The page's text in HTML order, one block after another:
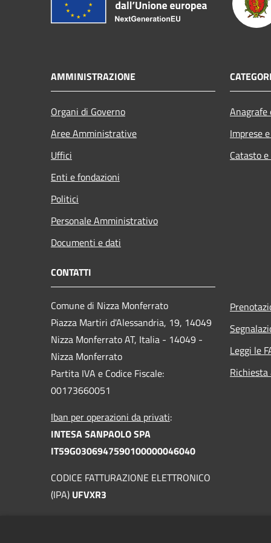
AMMINISTRAZIONE
Organi di Governo
Aree Amministrative
Uffici
Enti e fondazioni
Politici
Personale Amministrativo
Documenti e dati
Imprese
Catasto
CONTATTI
Comune di Nizza Monferrato
Piazza Martiri d'Alessandria, 19, 14049
Nizza Monferrato AT, Italia - 14049 -
Nizza Monferrato
Partita IVA e Codice Fiscale:
00173660051
Iban per operazioni da privati:
INTESA SANPAOLO SPA
IT59G0306947590100000046040
CODICE FATTURAZIONE ELETTRONICO
(IPA) UFVXR3
Leggi le